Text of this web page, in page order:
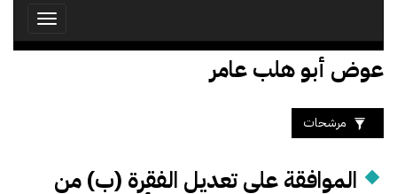
Toggle
عوض أبو هلب عامر
مرشحات
الموافقة على تعديل الفقرة (ب) من